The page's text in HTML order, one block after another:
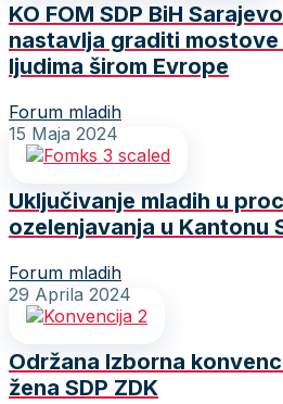
KO FOM SDP BiH
nastavlja graditi mostove
ljudima širom Evrope
Forum mladih
15 Maja 2024
Uključivanje mladih u
ozelenjavanja u Kantonu
Forum mladih
29 Aprila 2024
Održana Izborna
žena SDP ZDK